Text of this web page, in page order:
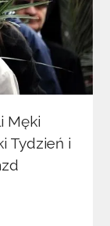
Męki
Tydzień i